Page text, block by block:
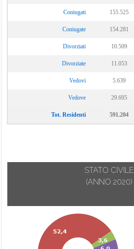
Coniugati 155.525
Coniugate 154.281
Divorziati 10.509
Divorziate 11.053
Vedovi 5.639
Vedove 29.695
Tot. Residenti 591.204
STATO CIVILE
(ANNO 2020)